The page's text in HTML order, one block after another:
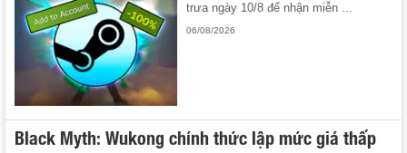
trưa ngày 10/8 để nhận miễn ...
06/08/2026
Black Myth: Wukong chính thức lập mức giá thấp